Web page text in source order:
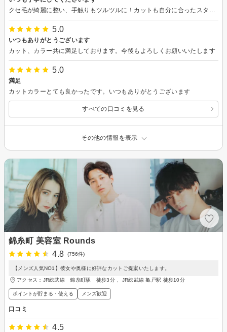
5.0
いつもありがとうございます
カット、カラー共に満足しております。今後もよろしくお願いいたします
5.0
満足
カットカラーとても良かったです。いつもありがとうございます
すべての口コミを見る
その他の情報を表示
錦糸町 美容室 Rounds
4.8
(756件)
【メンズ人気NO1】彼女や奥様に好評なカットご提案いたします。
アクセス：JR総武線 錦糸町駅 徒歩3分 、JR総武線 亀戸駅 徒歩10分
ポイントが貯まる・使える メンズ歓迎
口コミ
4.5